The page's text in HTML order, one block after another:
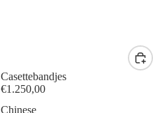
Casettebandjes
€1.250,00
Chinese